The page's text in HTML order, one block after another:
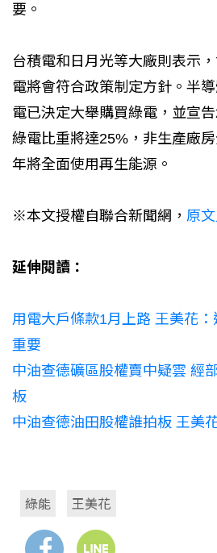
要。
台積電和日月光等大廠則表示
電將會符合政策制定方針。半
電已決定大舉購買綠電，並宣
綠電比重將達25%，非生產廠
年將全面使用再生能源。
※本文授權自聯合新聞網， 原
延伸閱讀：
用電大戶條款1月上路 王美花
重要
中油查德礦區股權賣中疑雲 經
板
中油查德油田股權誰拍板 王美
綠能 王美花